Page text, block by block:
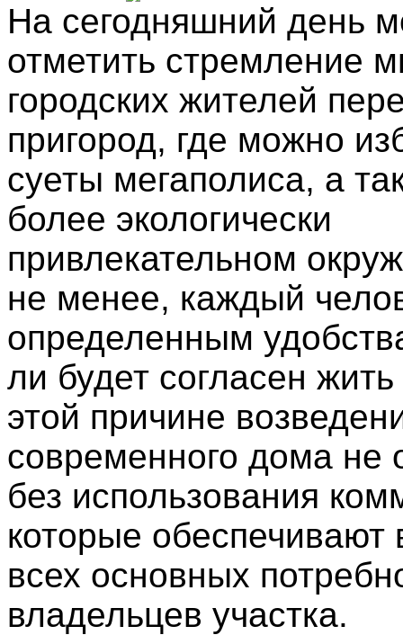
На сегодняшний день
отметить стремление
городских жителей
пригород, где можно
суеты мегаполиса, а
более экологически
привлекательном
не менее, каждый
определенным
ли будет согласен
этой причине
современного дома не
без использования
которые обеспечивают
всех основных
владельцев участка.